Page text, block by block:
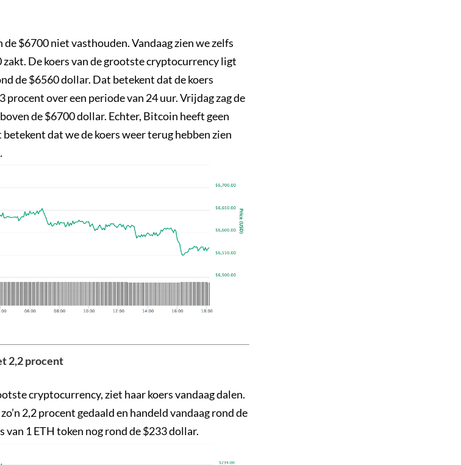
$6700 niet vasthouden. Vandaag zien we zelfs
De koers van de grootste cryptocurrency ligt
de $6560 dollar. Dat betekent dat de koers
procent over een periode van 24 uur. Vrijdag zag de
de $6700 dollar. Echter, Bitcoin heeft geen
dat we de koers weer terug hebben zien
2,2 procent
cryptocurrency, ziet haar koers vandaag dalen.
2,2 procent gedaald en handeld vandaag rond de
1 ETH token nog rond de $233 dollar.